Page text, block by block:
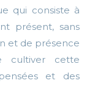
qui consiste à
présent, sans
et de présence
cultiver cette
et des